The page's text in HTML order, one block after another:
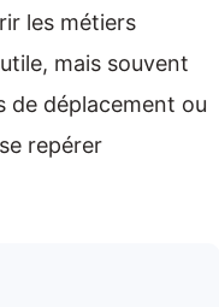
les métiers
mais souvent
de déplacement ou
repérer